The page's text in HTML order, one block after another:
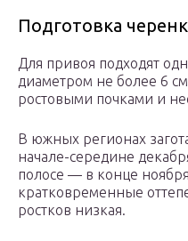
Подготовка
Для привоя подходят
диаметром не более 6
ростовыми почками и
В южных регионах
начале-середине
полосе — в конце
кратковременные
ростков низкая.